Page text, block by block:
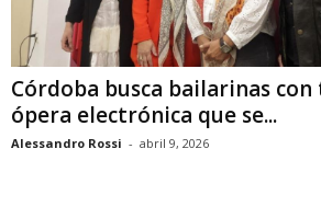
Córdoba busca bailarinas
ópera electrónica que se...
Alessandro Rossi - abril 9, 2026